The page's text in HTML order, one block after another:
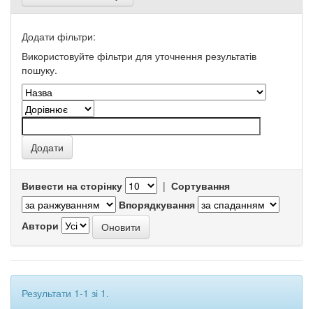
Додати фільтри:
Використовуйте фільтри для уточнення результатів
пошуку.
Вивести на сторінку | Сортування
Впорядкування
Автори
Результати 1-1 зі 1.